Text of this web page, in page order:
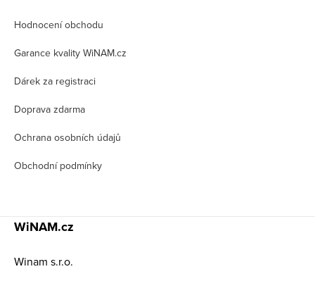
Hodnocení obchodu
Garance kvality WiNAM.cz
Dárek za registraci
Doprava zdarma
Ochrana osobních údajů
Obchodní podmínky
WiNAM.cz
Winam s.r.o.